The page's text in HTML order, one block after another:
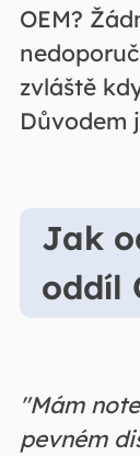
OEM?
zvláště
Důvodem
Jak
oddíl
"Mám
pevném